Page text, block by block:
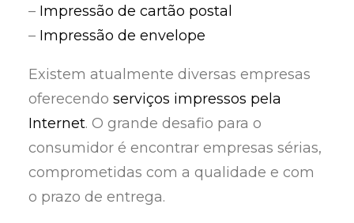
– Impressão de cartão postal
– Impressão de envelope
Existem atualmente diversas empresas
oferecendo serviços impressos pela
Internet. O grande desafio para o
consumidor é encontrar empresas sérias,
comprometidas com a qualidade e com
o prazo de entrega.